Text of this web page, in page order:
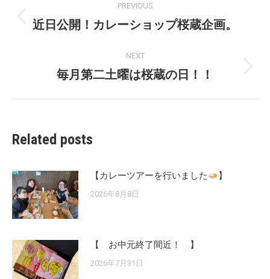
navigation
PREVIOUS
Previous
近日公開！カレーショップ桜蔵企画。
NEXT
Next
毎月第二土曜は桜蔵の日！！
Related posts
【カレーツアーを行いました 】
2026年8月8日
【 お中元終了間近！ 】
2026年7月31日